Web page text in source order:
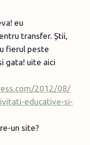
eu
transfer. Știi,
fierul peste
gata! uite aici
2012/08/
educative-si-
un site?